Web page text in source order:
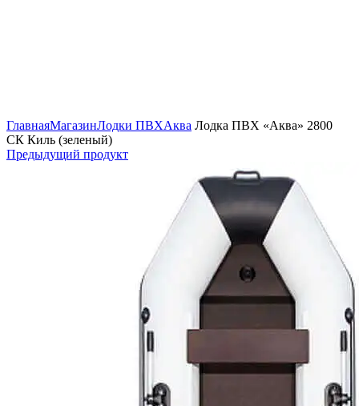
ГлавнаяМагазинЛодки ПВХАква Лодка ПВХ «Аква» 2800
СК Киль (зеленый)
Предыдущий продукт